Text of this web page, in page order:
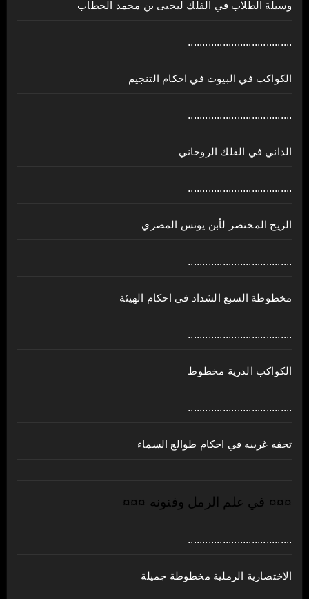
وسيلة الطلاب في الفلك ليحيى بن محمد الحطاب
....................................
الكواكب في البيوت في احكام التنجيم
....................................
الداني في الفلك الروحاني
....................................
الزيج المختصر لأبن يونس المصري
....................................
مخطوطة السبع الشداد في احكام الهيئة
....................................
الكواكب الدرية مخطوط
....................................
تحفه غريبه في احكام طوالع السماء
¤¤¤ في علم الرمل وفنونه ¤¤¤
....................................
الاختصارية الرملية مخطوطة جميلة